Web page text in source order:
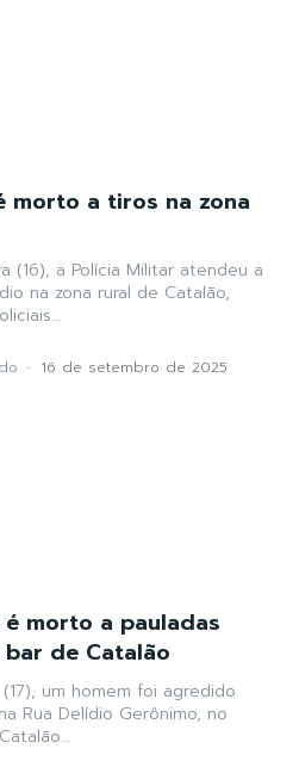
morto a tiros na zona
(16), a Polícia Militar atendeu a
na zona rural de Catalão,
- 16 de setembro de 2025
morto a pauladas
de Catalão
um homem foi agredido
Rua Delídio Gerônimo, no